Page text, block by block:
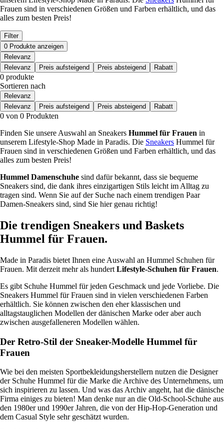
Frauen sind in verschiedenen Größen und Farben erhältlich, und das
alles zum besten Preis!
Filter
0 Produkte anzeigen
Relevanz
Relevanz
Preis aufsteigend Preis absteigend Rabatt
0 produkte
Sortieren nach
Relevanz
Relevanz
Preis aufsteigend Preis absteigend Rabatt
0 von 0 Produkten
Finden Sie unsere Auswahl an Sneakers Hummel für Frauen in
unserem Lifestyle-Shop Made in Paradis. Die Sneakers Hummel für
Frauen sind in verschiedenen Größen und Farben erhältlich, und das
alles zum besten Preis!
Hummel Damenschuhe sind dafür bekannt, dass sie bequeme
Sneakers sind, die dank ihres einzigartigen Stils leicht im Alltag zu
tragen sind. Wenn Sie auf der Suche nach einem trendigen Paar
Damen-Sneakers sind, sind Sie hier genau richtig!
Die trendigen Sneakers und Baskets
Hummel für Frauen.
Made in Paradis bietet Ihnen eine Auswahl an Hummel Schuhen für
Frauen. Mit derzeit mehr als hundert Lifestyle-Schuhen für Frauen.
Es gibt Schuhe Hummel für jeden Geschmack und jede Vorliebe. Die
Sneakers Hummel für Frauen sind in vielen verschiedenen Farben
erhältlich. Sie können zwischen den eher klassischen und
alltagstauglichen Modellen der dänischen Marke oder aber auch
zwischen ausgefalleneren Modellen wählen.
Der Retro-Stil der Sneaker-Modelle Hummel für
Frauen
Wie bei den meisten Sportbekleidungsherstellern nutzen die Designer
der Schuhe Hummel für die Marke die Archive des Unternehmens, um
sich inspirieren zu lassen. Und was das Archiv angeht, hat die dänische
Firma einiges zu bieten! Man denke nur an die Old-School-Schuhe aus
den 1980er und 1990er Jahren, die von der Hip-Hop-Generation und
dem Casual Style sehr geschätzt wurden.